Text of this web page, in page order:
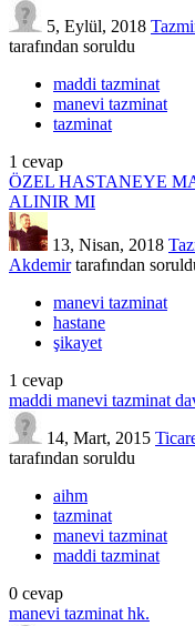
5, Eylül, 2018
tarafından soruldu
maddi tazminat
manevi tazminat
tazminat
1 cevap
ÖZEL HASTANEYE
ALINIR MI
13, Nisan, 2018
Akdemir tarafından
manevi tazminat
hastane
şikayet
1 cevap
maddi manevi tazminat
14, Mart, 2015
tarafından soruldu
aihm
tazminat
manevi tazminat
maddi tazminat
0 cevap
manevi tazminat hk.